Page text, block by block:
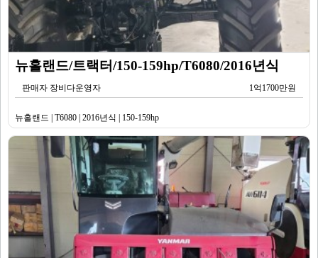
뉴홀랜드/트랙터/150-159hp/T6080/2016년식
판매자 장비다운영자 1억1700만원
뉴홀랜드 | T6080 | 2016년식 | 150-159hp